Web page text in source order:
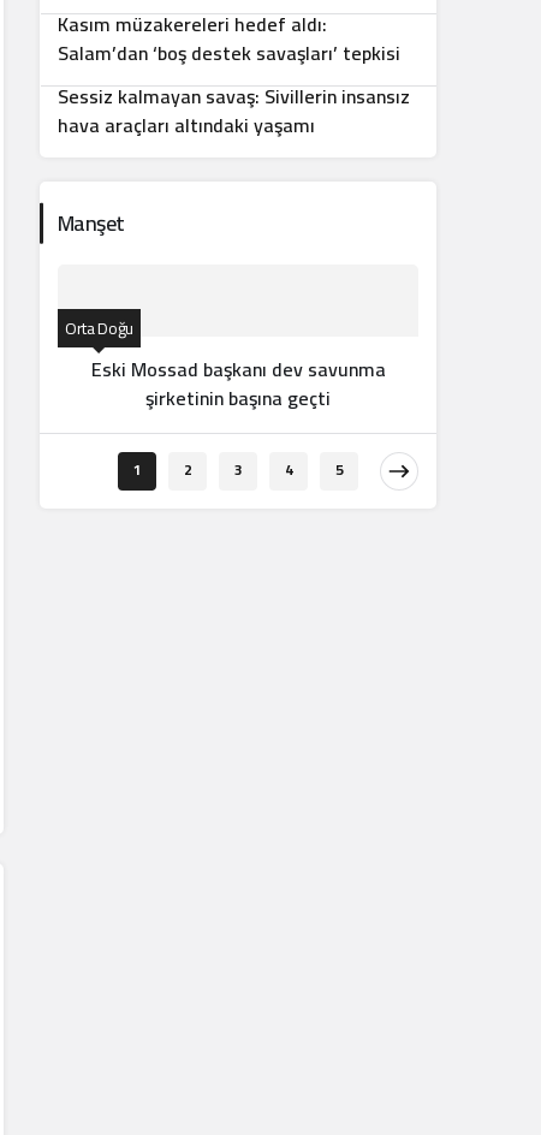
Kasım müzakereleri hedef aldı:
Salam’dan ‘boş destek savaşları’ tepkisi
10
Sessiz kalmayan savaş: Sivillerin insansız
hava araçları altındaki yaşamı
Manşet
Orta Doğu
Eski Mossad başkanı dev savunma
şirketinin başına geçti
1 2 3 4 5